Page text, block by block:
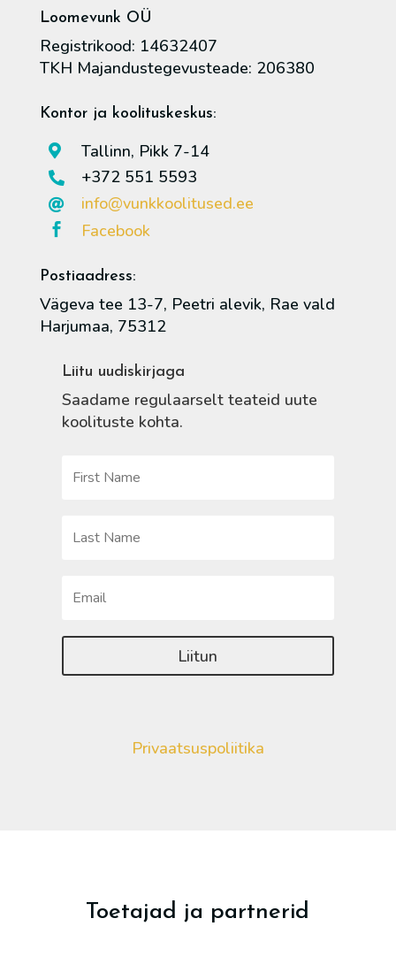
Loomevunk OÜ
Registrikood: 14632407
TKH Majandustegevusteade: 206380
Kontor ja koolituskeskus:
 Tallinn, Pikk 7-14
 +372 551 5593
 info@vunkkoolitused.ee
 Facebook
Postiaadress:
Vägeva tee 13-7, Peetri alevik, Rae vald
Harjumaa, 75312
Liitu uudiskirjaga
Saadame regulaarselt teateid uute
koolituste kohta.
Liitun
Privaatsuspoliitika
Toetajad ja partnerid